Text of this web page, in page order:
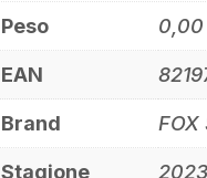
Peso
EAN
Brand FOX
Stagione 2023